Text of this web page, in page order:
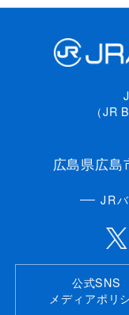
（JR
広島県広
JR
公式SNS
メディアポリ